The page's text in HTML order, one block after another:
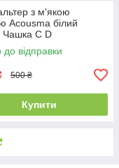
з м'якою
Acousma білий
Чашка C D
до відправки
500 ₴
Купити